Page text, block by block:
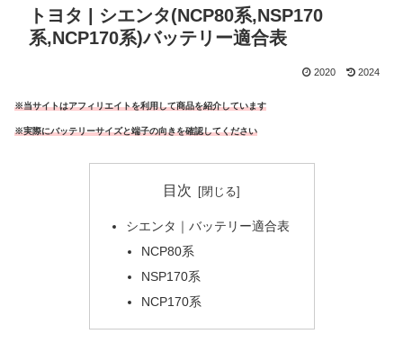
トヨタ | シエンタ(NCP80系,NSP170
系,NCP170系)バッテリー適合表
2020 2024
※当サイトはアフィリエイトを利用して商品を紹介しています
※実際にバッテリーサイズと端子の向きを確認してください
目次
シエンタ｜バッテリー適合表
NCP80系
NSP170系
NCP170系